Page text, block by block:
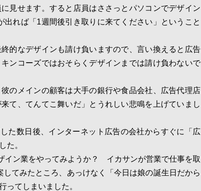
見せます。すると店員はささっとパソコンでデザイン
出れば「1週間後引き取りに来てください」ということ
的なデザインも請け負いますので、言い換えると広告
ンコーズではおそらくデザインまでは請け負わないで
のメインの顧客は大手の銀行や食品会社、広告代理店
て、てんてこ舞いだ」とうれしい悲鳴を上げていまし
た数日後、インターネット広告の会社からすぐに「広
た。
イン業をやってみようか？ イカサンが営業で仕事を取
てみたところ、あっけなく「今日は娘の誕生日だから
ってしまいました。